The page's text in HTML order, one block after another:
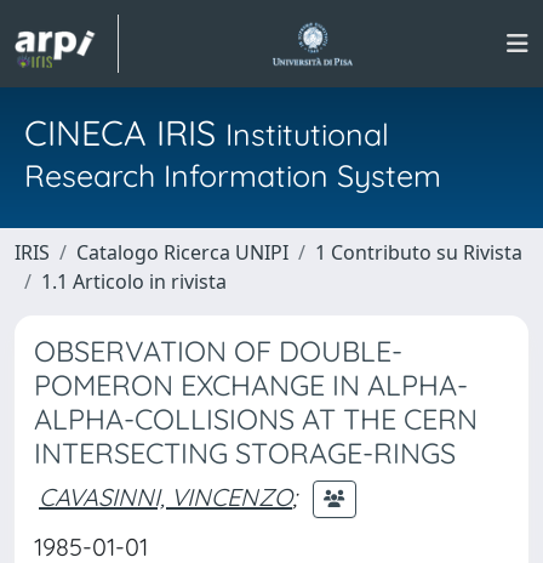
CINECA IRIS Institutional
Research Information System
IRIS Catalogo Ricerca UNIPI
1 Contributo su Rivista
1.1 Articolo in rivista
OBSERVATION OF DOUBLE-
POMERON EXCHANGE IN ALPHA-
ALPHA-COLLISIONS AT THE CERN
INTERSECTING STORAGE-RINGS
CAVASINNI, VINCENZO;
1985-01-01